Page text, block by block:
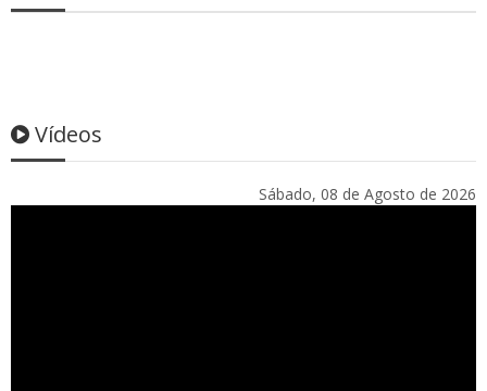
Vídeos
Sábado, 08 de Agosto de 2026